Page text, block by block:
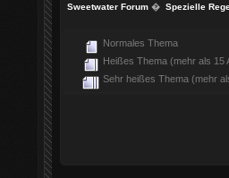
Sweetwater Forum � Spezielle
Normales Thema
Heißes Thema (mehr als 15
Sehr heißes Thema (mehr